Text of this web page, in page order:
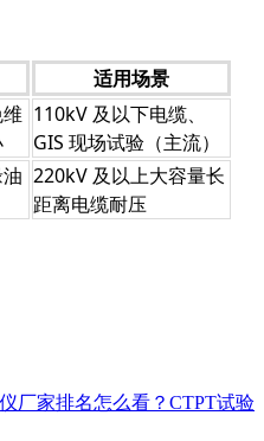
适用场景
110kV 及以下电缆、
GIS 现场试验（主流）
220kV 及以上大容量长
距离电缆耐压
厂家排名怎么看？CTPT试验